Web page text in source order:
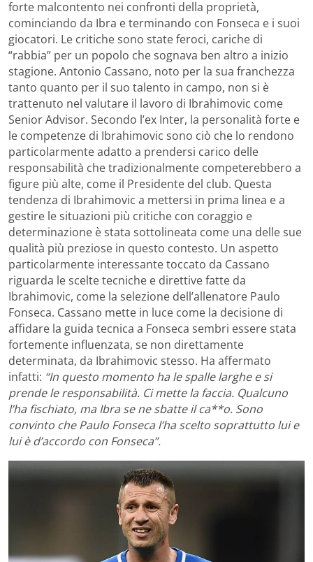
forte malcontento nei confronti della proprietà,
cominciando da Ibra e terminando con Fonseca e i suoi
giocatori. Le critiche sono state feroci, cariche di
“rabbia” per un popolo che sognava ben altro a inizio
stagione. Antonio Cassano, noto per la sua franchezza
tanto quanto per il suo talento in campo, non si è
trattenuto nel valutare il lavoro di Ibrahimovic come
Senior Advisor. Secondo l’ex Inter, la personalità forte e
le competenze di Ibrahimovic sono ciò che lo rendono
particolarmente adatto a prendersi carico delle
responsabilità che tradizionalmente competerebbero a
figure più alte, come il Presidente del club. Questa
tendenza di Ibrahimovic a mettersi in prima linea e a
gestire le situazioni più critiche con coraggio e
determinazione è stata sottolineata come una delle sue
qualità più preziose in questo contesto. Un aspetto
particolarmente interessante toccato da Cassano
riguarda le scelte tecniche e direttive fatte da
Ibrahimovic, come la selezione dell’allenatore Paulo
Fonseca. Cassano mette in luce come la decisione di
affidare la guida tecnica a Fonseca sembri essere stata
fortemente influenzata, se non direttamente
determinata, da Ibrahimovic stesso. Ha affermato
infatti: “In questo momento ha le spalle larghe e si
prende le responsabilità. Ci mette la faccia. Qualcuno
l’ha fischiato, ma Ibra se ne sbatte il ca**o. Sono
convinto che Paulo Fonseca l’ha scelto soprattutto lui e
lui è d’accordo con Fonseca”.